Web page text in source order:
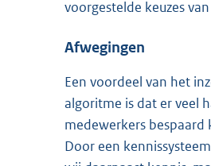
voorgestelde keuzes
Afwegingen
Een voordeel van het
algoritme is dat er veel
medewerkers bespaard
Door een